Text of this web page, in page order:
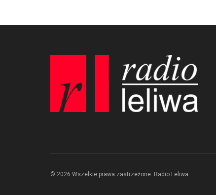
© 2026 Wszelkie prawa zastrzeżone. Radio Leliwa